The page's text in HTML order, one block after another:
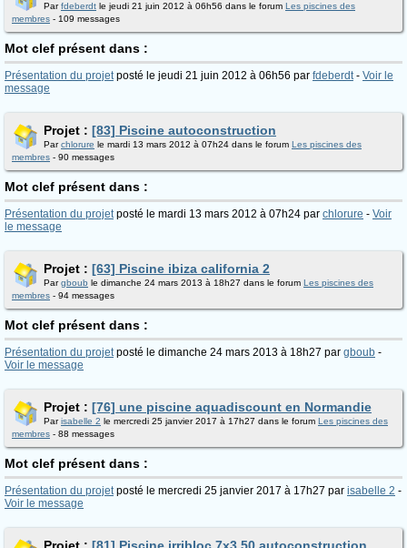
Parfdeberdt le jeudi 21 juin 2012 à 06h56 dans le forum Les piscines des
membres - 109 messages
Mot clef présent dans :
Présentation du projetposté le jeudi 21 juin 2012 à 06h56 par fdeberdt- Voir le
message
Projet : [83] Piscine autoconstruction
Parchlorure le mardi 13 mars 2012 à 07h24 dans le forum Les piscines des
membres - 90 messages
Mot clef présent dans :
Présentation du projetposté le mardi 13 mars 2012 à 07h24 par chlorure - Voir
le message
Projet : [63] Piscine ibiza california 2
Pargboub le dimanche 24 mars 2013 à 18h27 dans le forum Les piscines des
membres - 94 messages
Mot clef présent dans :
Présentation du projetposté le dimanche 24 mars 2013 à 18h27 par gboub -
Voir le message
Projet : [76] une piscine aquadiscount en Normandie
Parisabelle 2 le mercredi 25 janvier 2017 à 17h27 dans le forum Les piscines des
membres - 88 messages
Mot clef présent dans :
Présentation du projetposté le mercredi 25 janvier 2017 à 17h27 par isabelle 2 -
Voir le message